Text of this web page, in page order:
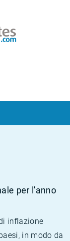
per l'anno
inflazione
in modo da